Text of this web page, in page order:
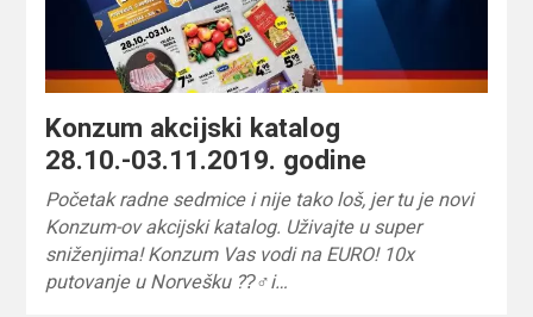
Konzum akcijski katalog
28.10.-03.11.2019. godine
Početak radne sedmice i nije tako loš, jer tu je novi
Konzum-ov akcijski katalog. Uživajte u super
sniženjima! Konzum Vas vodi na EURO! 10x
putovanje u Norvešku ??‍♂i…